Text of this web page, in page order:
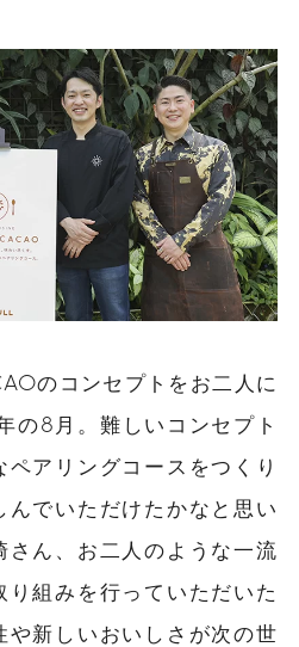
のコンセプトをお二人に
の8月。難しいコンセプト
アリングコースをつくり
んでいただけたかなと思い
さん、お二人のような一流
組みを行っていただいた
や新しいおいしさが次の世